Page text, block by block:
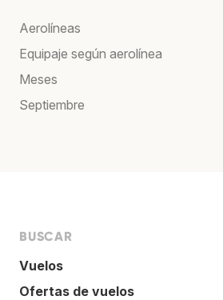
Aerolíneas
Equipaje según aerolínea
Meses
Septiembre
BUSCAR
Vuelos
Ofertas de vuelos